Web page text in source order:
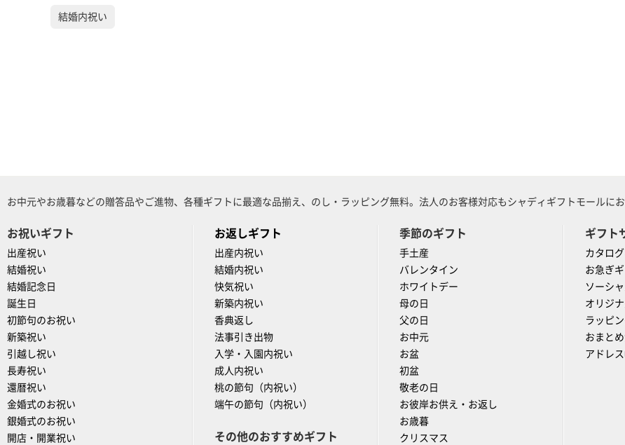
結婚内祝い
お中元やお歳暮などの贈答品やご進物、各種ギフトに最適な品揃え、のし・ラッピング無料。法人のお客様対応もシャディギフトモールにお
お祝いギフト
出産祝い
結婚祝い
結婚記念日
誕生日
初節句のお祝い
新築祝い
引越し祝い
長寿祝い
還暦祝い
金婚式のお祝い
銀婚式のお祝い
開店・開業祝い
お返しギフト
出産内祝い
結婚内祝い
快気祝い
新築内祝い
香典返し
法事引き出物
入学・入園内祝い
成人内祝い
桃の節句（内祝い）
端午の節句（内祝い）
その他のおすすめギフト
季節のギフト
手土産
バレンタイン
ホワイトデー
母の日
父の日
お中元
お盆
初盆
敬老の日
お彼岸お供え・お返し
お歳暮
クリスマス
ギフト
カタロ
お急ぎ
ソーシ
オリジ
ラッピ
おまと
アドレ